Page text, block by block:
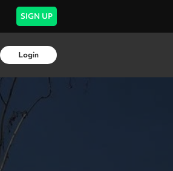
SIGN UP
Login